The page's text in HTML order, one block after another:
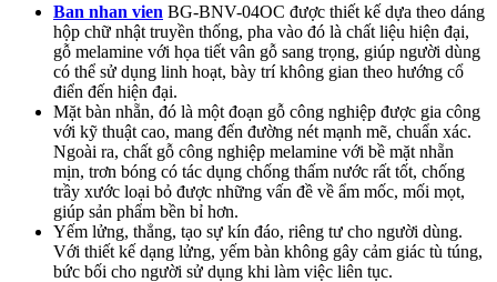
Ban nhan vien BG-BNV-04OC được thiết kế dựa theo dáng
hộp chữ nhật truyền thống, pha vào đó là chất liệu hiện đại,
gỗ melamine với họa tiết vân gỗ sang trọng, giúp người dùng
có thể sử dụng linh hoạt, bày trí không gian theo hướng cổ
điển đến hiện đại.
Mặt bàn nhẵn, đó là một đoạn gỗ công nghiệp được gia công
với kỹ thuật cao, mang đến đường nét mạnh mẽ, chuẩn xác.
Ngoài ra, chất gỗ công nghiệp melamine với bề mặt nhẵn
mịn, trơn bóng có tác dụng chống thấm nước rất tốt, chống
trầy xước loại bỏ được những vấn đề về ẩm mốc, mối mọt,
giúp sản phẩm bền bỉ hơn.
Yếm lửng, thẳng, tạo sự kín đáo, riêng tư cho người dùng.
Với thiết kế dạng lửng, yếm bàn không gây cảm giác tù túng,
bức bối cho người sử dụng khi làm việc liên tục.